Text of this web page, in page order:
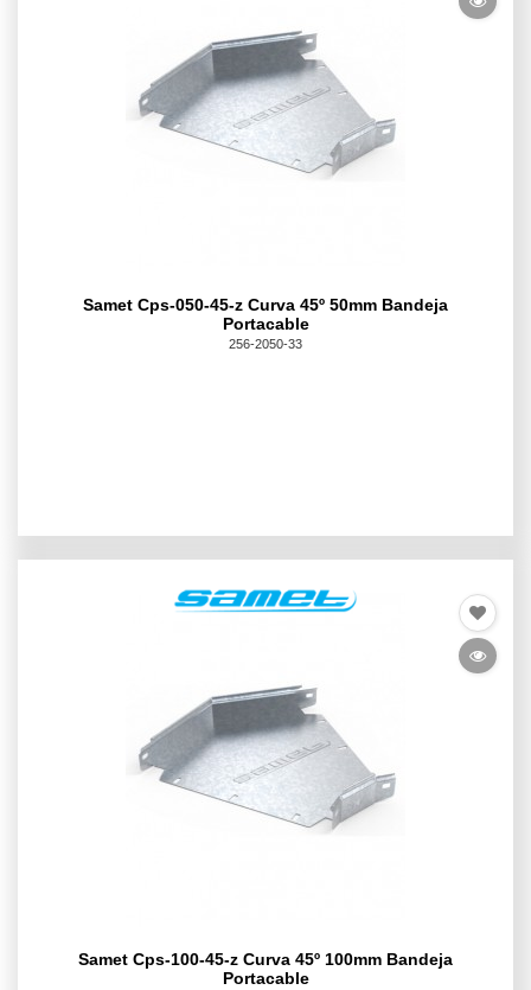
Samet Cps-050-45-z Curva 45º 50mm Bandeja
Portacable
256-2050-33
Samet Cps-100-45-z Curva 45º 100mm Bandeja
Portacable